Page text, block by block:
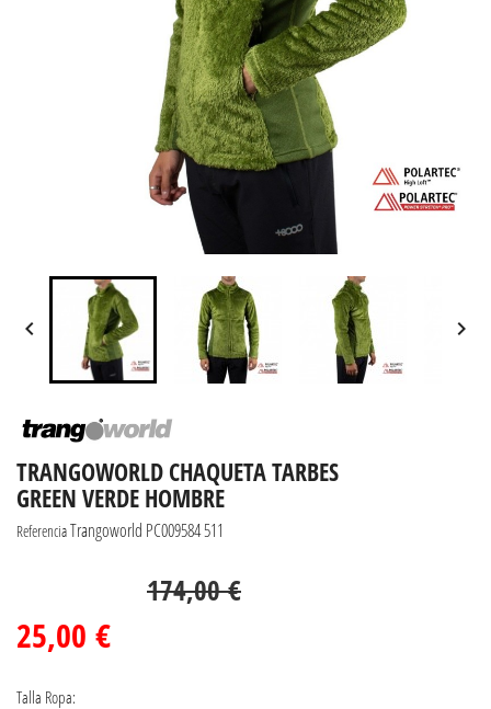
 
TRANGOWORLD CHAQUETA TARBES
GREEN VERDE HOMBRE
ReferenciaTrangoworld PC009584 511
174,00 €
25,00 €
Talla Ropa: